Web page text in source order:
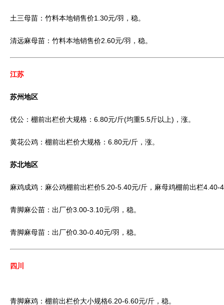
土三母苗：竹料本地销售价1.30元/羽，稳。
清远麻母苗：竹料本地销售价2.60元/羽，稳。
江苏
苏州地区
优公：棚前出栏价大规格：6.80元/斤(均重5.5斤以上)，涨。
黄花公鸡：棚前出栏价大规格：6.80元/斤，涨。
苏北地区
麻鸡成鸡：麻公鸡棚前出栏价5.20-5.40元/斤，麻母鸡棚前出栏4.40-
青脚麻公苗：出厂价3.00-3.10元/羽，稳。
青脚麻母苗：出厂价0.30-0.40元/羽，稳。
四川
青脚麻鸡：棚前出栏价大小规格6.20-6.60元/斤，稳。